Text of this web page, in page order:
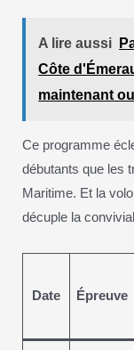
A lire aussi
Côte
maintenant
Ce programme
débutants que les
Maritime. Et la
décuple la
Date Épreuve